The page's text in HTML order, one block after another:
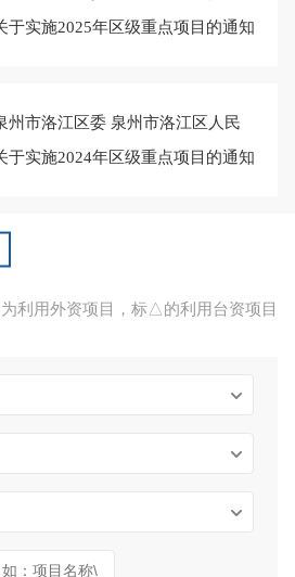
于实施2025年区级重点项目的通知
州市洛江区委 泉州市洛江区人民
于实施2024年区级重点项目的通知
利用外资项目，标△的利用台资项目